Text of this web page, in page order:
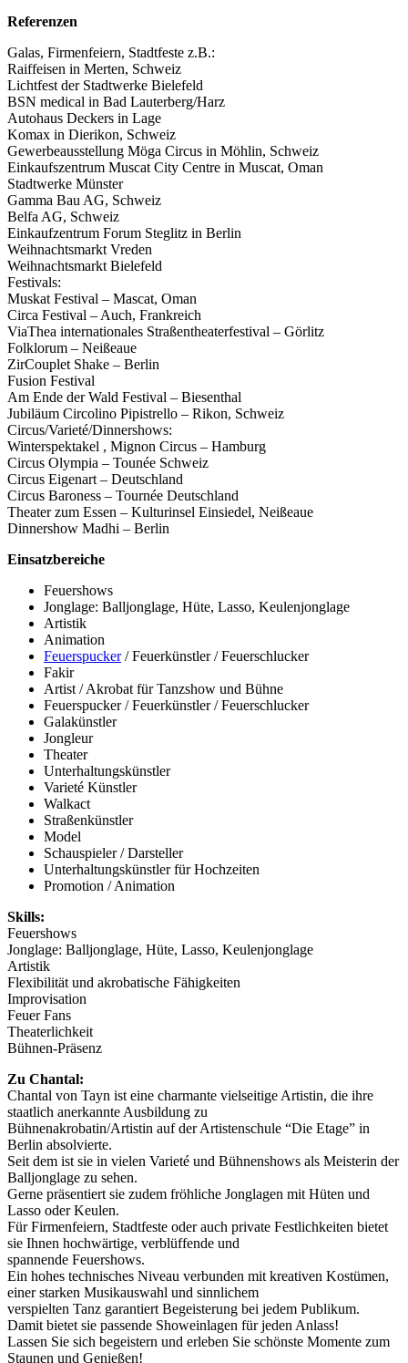
Referenzen
Galas, Firmenfeiern, Stadtfeste z.B.:
Raiffeisen in Merten, Schweiz
Lichtfest der Stadtwerke Bielefeld
BSN medical in Bad Lauterberg/Harz
Autohaus Deckers in Lage
Komax in Dierikon, Schweiz
Gewerbeausstellung Möga Circus in Möhlin, Schweiz
Einkaufszentrum Muscat City Centre in Muscat, Oman
Stadtwerke Münster
Gamma Bau AG, Schweiz
Belfa AG, Schweiz
Einkaufzentrum Forum Steglitz in Berlin
Weihnachtsmarkt Vreden
Weihnachtsmarkt Bielefeld
Festivals:
Muskat Festival – Mascat, Oman
Circa Festival – Auch, Frankreich
ViaThea internationales Straßentheaterfestival – Görlitz
Folklorum – Neißeaue
ZirCouplet Shake – Berlin
Fusion Festival
Am Ende der Wald Festival – Biesenthal
Jubiläum Circolino Pipistrello – Rikon, Schweiz
Circus/Varieté/Dinnershows:
Winterspektakel , Mignon Circus – Hamburg
Circus Olympia – Tounée Schweiz
Circus Eigenart – Deutschland
Circus Baroness – Tournée Deutschland
Theater zum Essen – Kulturinsel Einsiedel, Neißeaue
Dinnershow Madhi – Berlin
Einsatzbereiche
Feuershows
Jonglage: Balljonglage, Hüte, Lasso, Keulenjonglage
Artistik
Animation
Feuerspucker/ Feuerkünstler / Feuerschlucker
Fakir
Artist / Akrobat für Tanzshow und Bühne
Feuerspucker / Feuerkünstler / Feuerschlucker
Galakünstler
Jongleur
Theater
Unterhaltungskünstler
Varieté Künstler
Walkact
Straßenkünstler
Model
Schauspieler / Darsteller
Unterhaltungskünstler für Hochzeiten
Promotion / Animation
Skills:
Feuershows
Jonglage: Balljonglage, Hüte, Lasso, Keulenjonglage
Artistik
Flexibilität und akrobatische Fähigkeiten
Improvisation
Feuer Fans
Theaterlichkeit
Bühnen-Präsenz
Zu Chantal:
Chantal von Tayn ist eine charmante vielseitige Artistin, die ihre
staatlich anerkannte Ausbildung zu
Bühnenakrobatin/Artistin auf der Artistenschule “Die Etage” in
Berlin absolvierte.
Seit dem ist sie in vielen Varieté und Bühnenshows als Meisterin der
Balljonglage zu sehen.
Gerne präsentiert sie zudem fröhliche Jonglagen mit Hüten und
Lasso oder Keulen.
Für Firmenfeiern, Stadtfeste oder auch private Festlichkeiten bietet
sie Ihnen hochwärtige, verblüffende und
spannende Feuershows.
Ein hohes technisches Niveau verbunden mit kreativen Kostümen,
einer starken Musikauswahl und sinnlichem
verspielten Tanz garantiert Begeisterung bei jedem Publikum.
Damit bietet sie passende Showeinlagen für jeden Anlass!
Lassen Sie sich begeistern und erleben Sie schönste Momente zum
Staunen und Genießen!